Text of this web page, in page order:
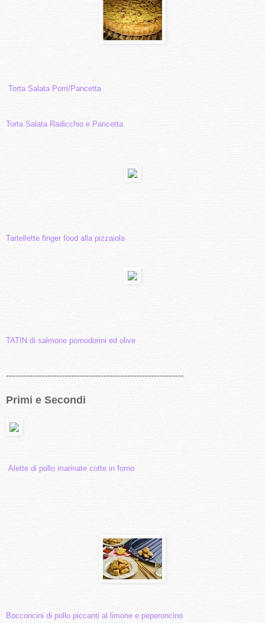
Torta Salata Porri/Pancetta
Torta Salata Radicchio e Pancetta
Tartellette finger food alla pizzaiola
TATIN di salmone pomodorini ed olive
------------------------------------------------------------
Primi e Secondi
Alette di pollo marinate cotte in forno
Bocconcini di pollo piccanti al limone e peperoncino